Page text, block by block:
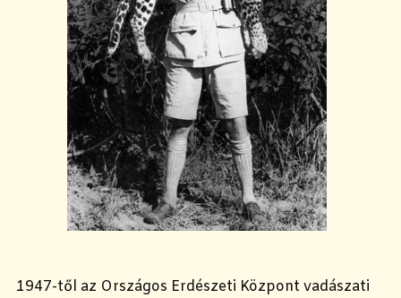
1947-től az Országos Erdészeti Központ vadászati